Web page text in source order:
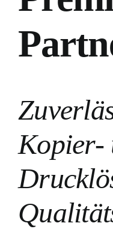
Kopier-